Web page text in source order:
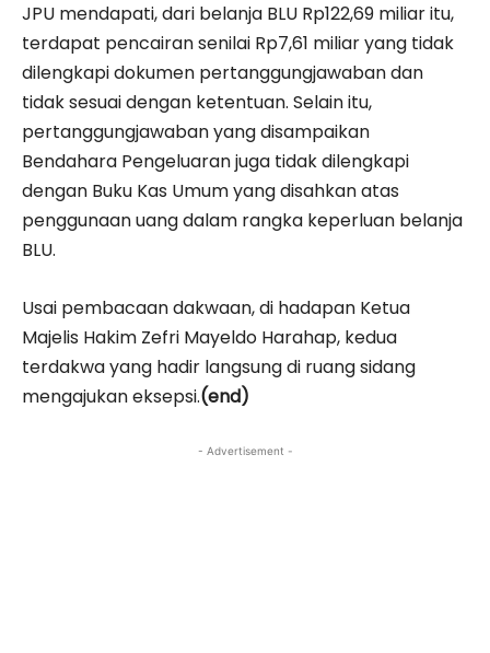
JPU mendapati, dari belanja BLU Rp122,69 miliar itu,
terdapat pencairan senilai Rp7,61 miliar yang tidak
dilengkapi dokumen pertanggungjawaban dan
tidak sesuai dengan ketentuan. Selain itu,
pertanggungjawaban yang disampaikan
Bendahara Pengeluaran juga tidak dilengkapi
dengan Buku Kas Umum yang disahkan atas
penggunaan uang dalam rangka keperluan belanja
BLU.
Usai pembacaan dakwaan, di hadapan Ketua
Majelis Hakim Zefri Mayeldo Harahap, kedua
terdakwa yang hadir langsung di ruang sidang
mengajukan eksepsi.(end)
- Advertisement -